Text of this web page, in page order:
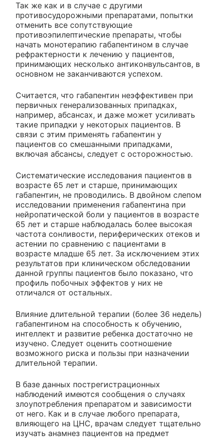
Так же как и в случае с другими
противосудорожными препаратами, попытки
отменить все сопутствующие
противоэпилептические препараты, чтобы
начать монотерапию габапентином в случае
рефрактерности к лечению у пациентов,
принимающих несколько антиконвульсантов, в
основном не заканчиваются успехом.
Считается, что габапентин неэффективен при
первичных генерализованных припадках,
например, абсансах, и даже может усиливать
такие припадки у некоторых пациентов. В
связи с этим применять габапентин у
пациентов со смешанными припадками,
включая абсансы, следует с осторожностью.
Систематические исследования пациентов в
возрасте 65 лет и старше, принимающих
габапентин, не проводились. В двойном слепом
исследовании применения габапентина при
нейропатической боли у пациентов в возрасте
65 лет и старше наблюдалась более высокая
частота сонливости, периферических отеков и
астении по сравнению с пациентами в
возрасте младше 65 лет. За исключением этих
результатов при клиническом обследовании
данной группы пациентов было показано, что
профиль побочных эффектов у них не
отличался от остальных.
Влияние длительной терапии (более 36 недель)
габапентином на способность к обучению,
интеллект и развитие ребенка достаточно не
изучено. Следует оценить соотношение
возможного риска и пользы при назначении
длительной терапии.
В базе данных пострегистрационных
наблюдений имеются сообщения о случаях
злоупотребления препаратом и зависимости
от него. Как и в случае любого препарата,
влияющего на ЦНС, врачам следует тщательно
изучать анамнез пациентов на предмет